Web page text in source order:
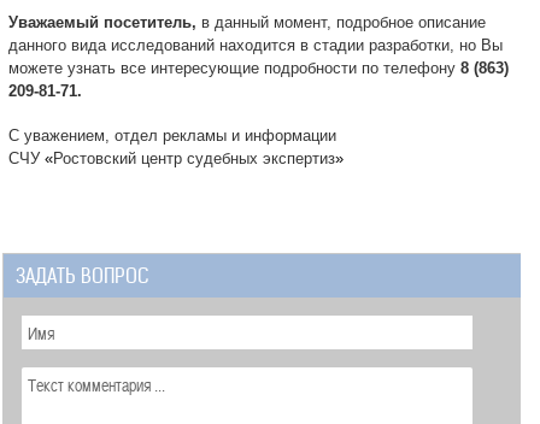
Уважаемый посетитель, в данный момент, подробное описание
данного вида исследований находится в стадии разработки, но Вы
можете узнать все интересующие подробности по телефону 8 (863)
209-81-71.
С уважением, отдел рекламы и информации
СЧУ «Ростовский центр судебных экспертиз»
ЗАДАТЬ ВОПРОС